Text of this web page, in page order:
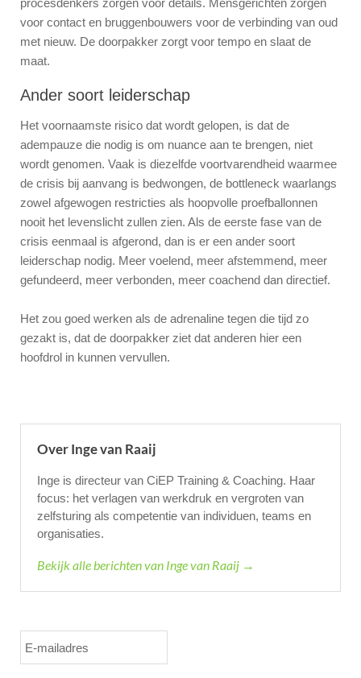
procesdenkers zorgen voor details. Mensgerichten zorgen
voor contact en bruggenbouwers voor de verbinding van oud
met nieuw. De doorpakker zorgt voor tempo en slaat de
maat.
Ander soort leiderschap
Het voornaamste risico dat wordt gelopen, is dat de
adempauze die nodig is om nuance aan te brengen, niet
wordt genomen. Vaak is diezelfde voortvarendheid waarmee
de crisis bij aanvang is bedwongen, de bottleneck waarlangs
zowel afgewogen restricties als hoopvolle proefballonnen
nooit het levenslicht zullen zien. Als de eerste fase van de
crisis eenmaal is afgerond, dan is er een ander soort
leiderschap nodig. Meer voelend, meer afstemmend, meer
gefundeerd, meer verbonden, meer coachend dan directief.
Het zou goed werken als de adrenaline tegen die tijd zo
gezakt is, dat de doorpakker ziet dat anderen hier een
hoofdrol in kunnen vervullen.
Over Inge van Raaij
Inge is directeur van CiEP Training & Coaching. Haar
focus: het verlagen van werkdruk en vergroten van
zelfsturing als competentie van individuen, teams en
organisaties.
Bekijk alle berichten van Inge van Raaij →